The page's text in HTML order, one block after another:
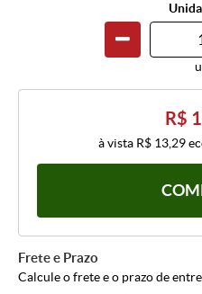
R$
à vista R$ 13,29
Frete e Prazo
Calcule o frete e o prazo de